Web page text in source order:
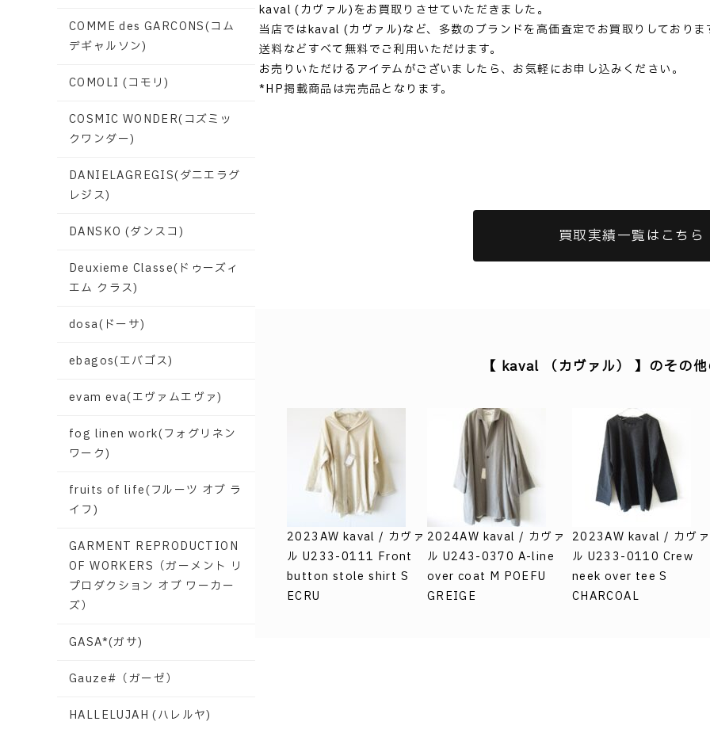
kaval (カヴァル)をお買取りさせていただきました。
当店ではkaval (カヴァル)など、多数のブランドを高価査定でお買取りしておりま
送料などすべて無料でご利用いただけます。
お売りいただけるアイテムがございましたら、お気軽にお申し込みください。
*HP掲載商品は完売品となります。
買取実績一覧はこちら
【 kaval （カヴァル） 】のその
2023AW kaval / カヴァ
ル U233-0111 Front
button stole shirt S
ECRU
2024AW kaval / カヴァ
ル U243-0370 A-line
over coat M POEFU
GREIGE
2023AW kaval / カヴァ
ル U233-0110 Crew
neek over tee S
CHARCOAL
COMME des GARCONS(コム
デギャルソン)
COMOLI (コモリ)
COSMIC WONDER(コズミッ
クワンダー)
DANIELAGREGIS(ダニエラグ
レジス)
DANSKO (ダンスコ)
Deuxieme Classe(ドゥーズィ
エム クラス)
dosa(ドーサ)
ebagos(エバゴス)
evam eva(エヴァムエヴァ)
fog linen work(フォグリネン
ワーク)
fruits of life(フルーツ オブ ラ
イフ)
GARMENT REPRODUCTION
OF WORKERS（ガーメント リ
プロダクション オブ ワーカー
ズ）
GASA*(ガサ)
Gauze#（ガーゼ）
HALLELUJAH (ハレルヤ)